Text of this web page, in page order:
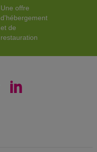
Une offre
d'hébergement
et de
restauration